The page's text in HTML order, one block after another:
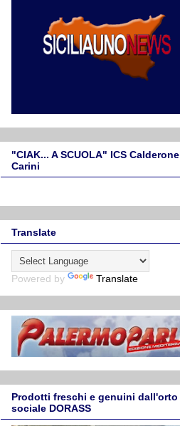
"CIAK... A SCUOLA" ICS Calderone
Carini
Translate
Powered by Translate
Prodotti freschi e genuini dall'orto
sociale DORASS